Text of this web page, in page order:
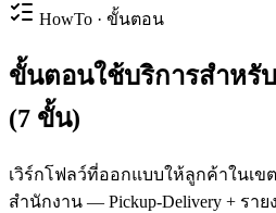
HowTo · ขั้นตอน
ขั้นตอนใช้บริการสำหรั
(7 ขั้น)
เวิร์กโฟลว์ที่ออกแบบให้ลูกค้าในเข
สำนักงาน — Pickup-Delivery + รา